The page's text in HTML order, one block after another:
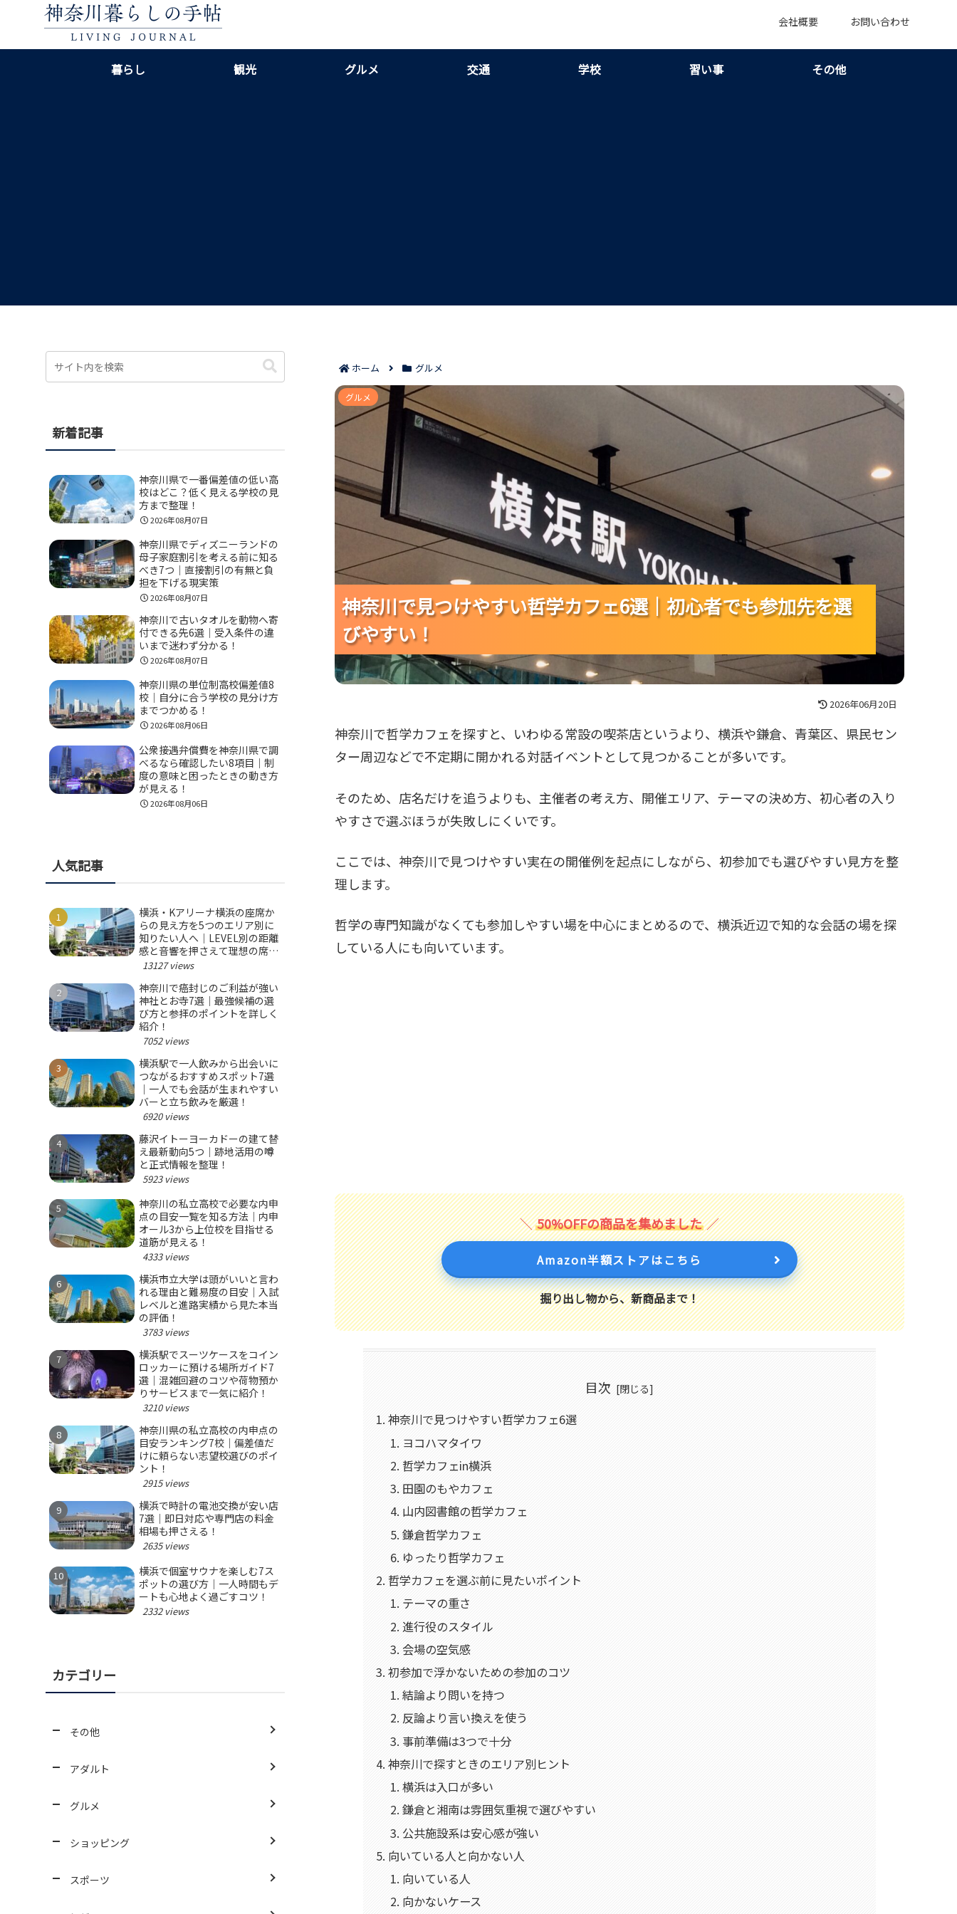
会社概要 お問い合わせ
暮らし 観光 グルメ 交通 学校 習い事 その他
ホーム グルメ
神奈川で見つけやすい哲学カフェ6選｜初心者でも参加先を選びやすい！
神奈川で見つけやすい哲学カフェ6選｜初心者でも参加先を選
びやすい！
神奈川で見つけやすい哲学カフェ6選｜初心者でも参加先を選
びやすい！
神奈川で見つけやすい哲学カフェ6選｜初心者でも参加先を選
びやすい！
グルメ
2026年06月20日
神奈川で哲学カフェを探すと、いわゆる常設の喫茶店というより、横浜や鎌倉、青葉区、県民セン
ター周辺などで不定期に開かれる対話イベントとして見つかることが多いです。
そのため、店名だけを追うよりも、主催者の考え方、開催エリア、テーマの決め方、初心者の入り
やすさで選ぶほうが失敗しにくいです。
ここでは、神奈川で見つけやすい実在の開催例を起点にしながら、初参加でも選びやすい見方を整
理します。
哲学の専門知識がなくても参加しやすい場を中心にまとめるので、横浜近辺で知的な会話の場を探
している人にも向いています。
50%OFFの商品を集めました
Amazon半額ストアはこちら
掘り出し物から、新商品まで！
目次
神奈川で見つけやすい哲学カフェ6選
ヨコハマタイワ
哲学カフェin横浜
田園のもやカフェ
山内図書館の哲学カフェ
鎌倉哲学カフェ
ゆったり哲学カフェ
哲学カフェを選ぶ前に見たいポイント
テーマの重さ
進行役のスタイル
会場の空気感
初参加で浮かないための参加のコツ
結論より問いを持つ
反論より言い換えを使う
事前準備は3つで十分
神奈川で探すときのエリア別ヒント
横浜は入口が多い
鎌倉と湘南は雰囲気重視で選びやすい
公共施設系は安心感が強い
向いている人と向かない人
向いている人
向かないケース
新着記事
神奈川県で一番偏差値の低い高
校はどこ？低く見える学校の見
方まで整理！
2026年08月07日
神奈川県でディズニーランドの
母子家庭割引を考える前に知る
べき7つ｜直接割引の有無と負
担を下げる現実策
2026年08月07日
神奈川で古いタオルを動物へ寄
付できる先6選｜受入条件の違
いまで迷わず分かる！
2026年08月07日
神奈川県の単位制高校偏差値8
校｜自分に合う学校の見分け方
までつかめる！
2026年08月06日
公衆接遇弁償費を神奈川県で調
べるなら確認したい8項目｜制
度の意味と困ったときの動き方
が見える！
2026年08月06日
人気記事
横浜・Kアリーナ横浜の座席か
らの見え方を5つのエリア別に
知りたい人へ｜LEVEL別の距離
感と音響を押さえて理想の席を
選ぼう！
13127 views
神奈川で癌封じのご利益が強い
神社とお寺7選｜最強候補の選
び方と参拝のポイントを詳しく
紹介！
7052 views
横浜駅で一人飲みから出会いに
つながるおすすめスポット7選
｜一人でも会話が生まれやすい
バーと立ち飲みを厳選！
6920 views
藤沢イトーヨーカドーの建て替
え最新動向5つ｜跡地活用の噂
と正式情報を整理！
5923 views
神奈川の私立高校で必要な内申
点の目安一覧を知る方法｜内申
オール3から上位校を目指せる
道筋が見える！
4333 views
横浜市立大学は頭がいいと言わ
れる理由と難易度の目安｜入試
レベルと進路実績から見た本当
の評価！
3783 views
横浜駅でスーツケースをコイン
ロッカーに預ける場所ガイド7
選｜混雑回避のコツや荷物預か
りサービスまで一気に紹介！
3210 views
神奈川県の私立高校の内申点の
目安ランキング7校｜偏差値だ
けに頼らない志望校選びのポイ
ント！
2915 views
横浜で時計の電池交換が安い店
7選｜即日対応や専門店の料金
相場も押さえる！
2635 views
横浜で個室サウナを楽しむ7ス
ポットの選び方｜一人時間もデ
ートも心地よく過ごすコツ！
2332 views
カテゴリー
その他
アダルト
グルメ
ショッピング
スポーツ